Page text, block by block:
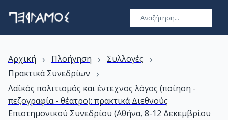
Αρχική › Πλοήγηση › Συλλογές ›
Πρακτικά Συνεδρίων ›
Λαϊκός πολιτισμός και έντεχνος λόγος (ποίηση -
πεζογραφία - θέατρο): πρακτικά Διεθνούς
Επιστημονικού Συνεδρίου (Αθήνα, 8-12 Δεκεμβρίου